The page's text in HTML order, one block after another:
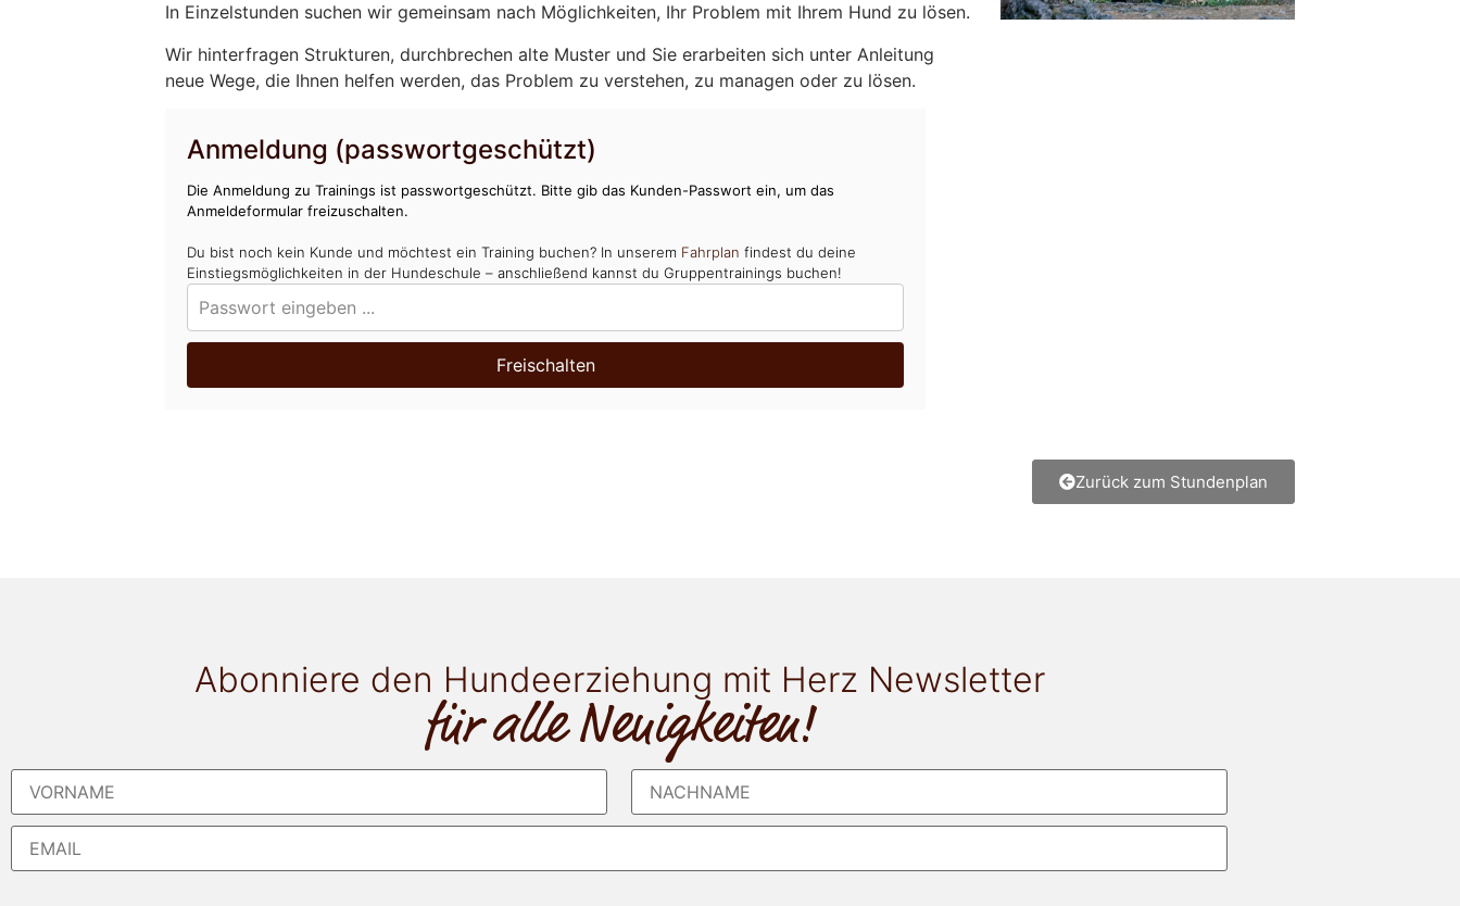
In Einzelstunden suchen wir gemeinsam nach Möglichkeiten, Ihr Problem mit Ihrem Hund zu lösen.
Wir hinterfragen Strukturen, durchbrechen alte Muster und Sie erarbeiten sich unter Anleitung
neue Wege, die Ihnen helfen werden, das Problem zu verstehen, zu managen oder zu lösen.
Anmeldung (passwortgeschützt)
Die Anmeldung zu Trainings ist passwortgeschützt. Bitte gib das Kunden-Passwort ein, um das
Anmeldeformular freizuschalten.
Du bist noch kein Kunde und möchtest ein Training buchen? In unserem Fahrplan findest du deine
Einstiegsmöglichkeiten in der Hundeschule – anschließend kannst du Gruppentrainings buchen!
Freischalten
Zurück zum Stundenplan
Abonniere den Hundeerziehung mit Herz Newsletter
für alle Neuigkeiten!